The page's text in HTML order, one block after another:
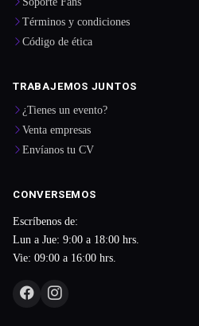
Términos y condiciones
Código de ética
TRABAJEMOS JUNTOS
¿Tienes un evento?
Venta empresas
Envíanos tu CV
CONVERSEMOS
Escríbenos de:
Lun a Jue: 9:00 a 18:00 hrs.
Vie: 09:00 a 16:00 hrs.